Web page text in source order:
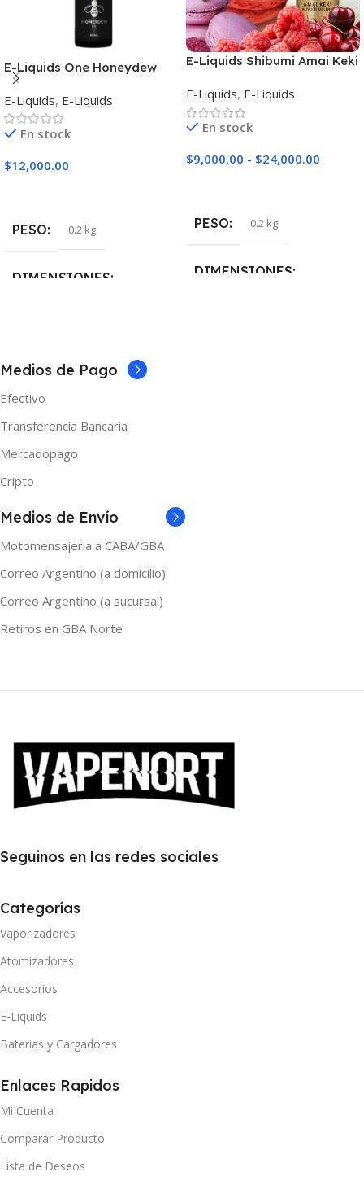
E-Liquids One Honeydew
Ice
E-Liquids, E-Liquids
En stock
$12,000.00
PESO 0.2 kg
DIMENSIONES
NICOTINA 3mg
TAMAÑO
E-Liquids Shibumi Amai Keki
E-Liquids, E-Liquids
En stock
$9,000.00 - $24,000.00
PESO 0.2 kg
DIMENSIONES
Medios de Pago
Efectivo
Transferencia Bancaria
Mercadopago
Cripto
Medios de Envío
Motomensajeria a CABA/GBA
Correo Argentino (a domicilio)
Correo Argentino (a sucursal)
Retiros en GBA Norte
Seguinos en las redes sociales
Categorías
Vaporizadores
Atomizadores
Accesorios
E-Liquids
Baterias y Cargadores
Enlaces Rapidos
Mi Cuenta
Comparar Producto
Lista de Deseos